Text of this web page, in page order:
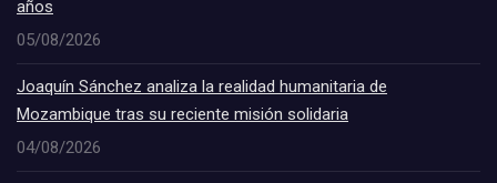
años
05/08/2026
Joaquín Sánchez analiza la realidad humanitaria de
Mozambique tras su reciente misión solidaria
04/08/2026